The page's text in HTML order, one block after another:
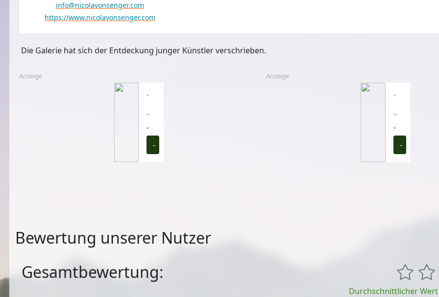
info@nicolavonsenger.com
https://www.nicolavonsenger.com
Die Galerie hat sich der Entdeckung junger Künstler verschrieben.
Anzeige
-
-
-
-
Anzeige
-
-
-
-
Bewertung unserer Nutzer
Gesamtbewertung:
Durchschnittlicher